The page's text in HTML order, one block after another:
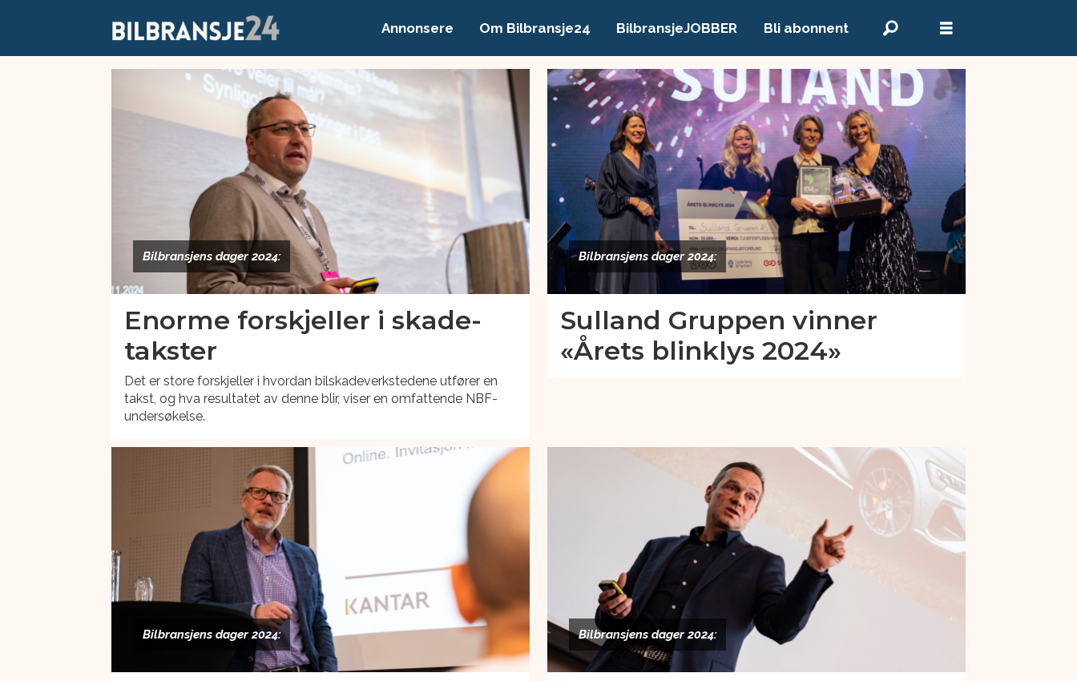
Annonsere Om Bilbransje24 BilbransjeJOBBER Bli abonnent
bilbransjens
Bilbransjens dager 2o24:
Enorme forskjeller i skade-
takster
Det er store forskjeller i hvordan bilskadeverkstedene utfører en
takst, og hva resultatet av denne blir, viser en omfattende NBF-
undersøkelse.
Bilbransjens dager 2024:
Sulland Gruppen vinner
«Årets blinklys 2024»
Bilbransjens dager 2024: Bilbransjens dager 2024: